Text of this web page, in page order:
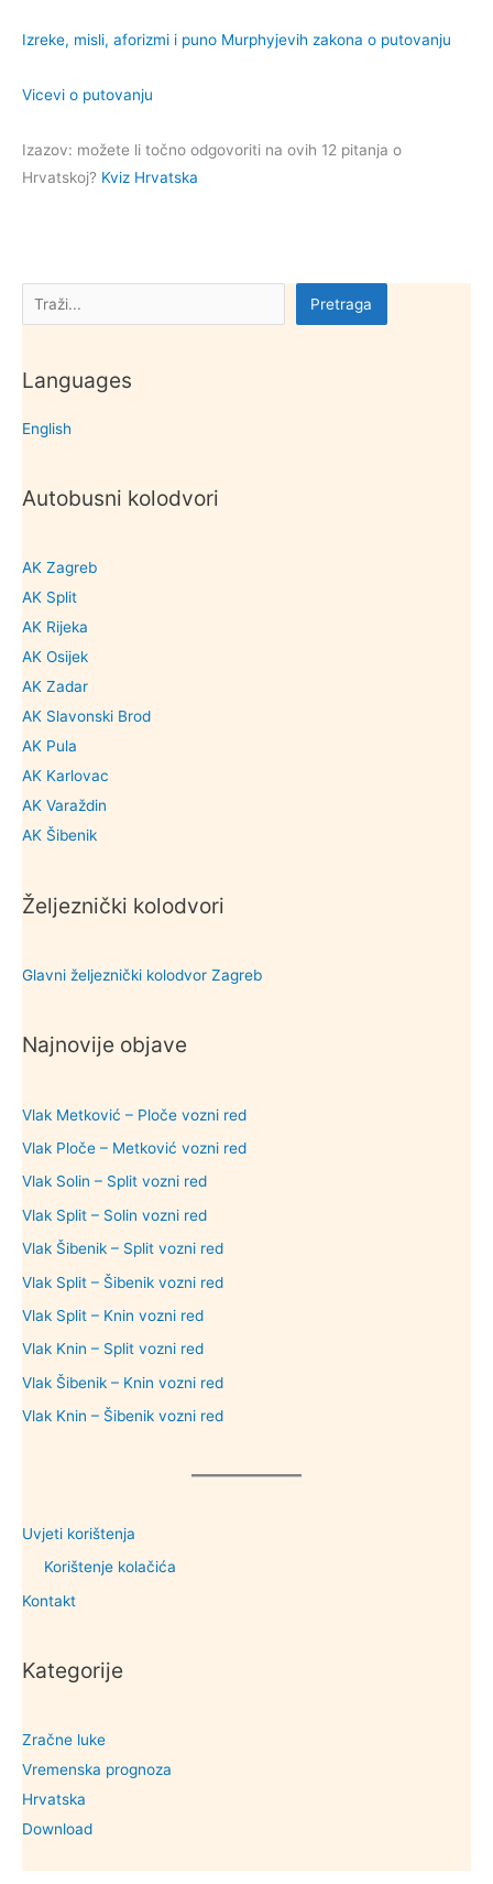
Pretraga Pretraga
Languages
English
Autobusni kolodvori
AK Zagreb
AK Split
AK Rijeka
AK Osijek
AK Zadar
AK Slavonski Brod
AK Pula
AK Karlovac
AK Varaždin
AK Šibenik
Željeznički kolodvori
Glavni željeznički kolodvor Zagreb
Najnovije objave
Vlak Metković – Ploče vozni red
Vlak Ploče – Metković vozni red
Vlak Solin – Split vozni red
Vlak Split – Solin vozni red
Vlak Šibenik – Split vozni red
Vlak Split – Šibenik vozni red
Vlak Split – Knin vozni red
Vlak Knin – Split vozni red
Vlak Šibenik – Knin vozni red
Vlak Knin – Šibenik vozni red
Uvjeti korištenja
Korištenje kolačića
Kontakt
Kategorije
Zračne luke
Vremenska prognoza
Hrvatska
Download
Izreke, misli, aforizmi i puno Murphyjevih zakona o putovanju
Vicevi o putovanju
Izazov: možete li točno odgovoriti na ovih 12 pitanja o
Hrvatskoj? Kviz Hrvatska